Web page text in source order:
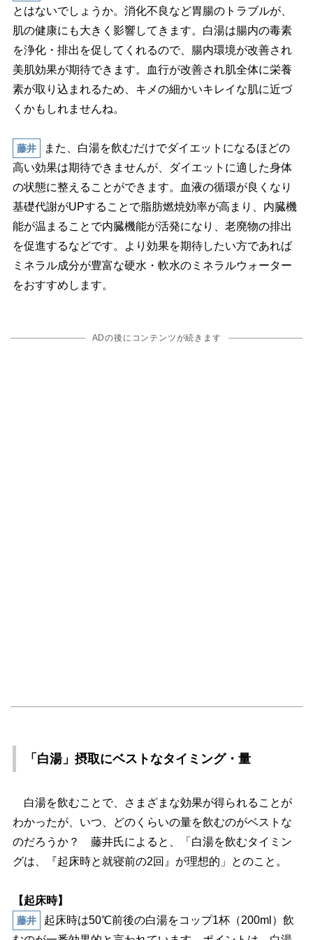
とはないでしょうか。消化不良など胃腸のトラブルが、
肌の健康にも大きく影響してきます。白湯は腸内の毒素
を浄化・排出を促してくれるので、腸内環境が改善され
美肌効果が期待できます。血行が改善され肌全体に栄養
素が取り込まれるため、キメの細かいキレイな肌に近づ
くかもしれませんね。
藤井
また、白湯を飲むだけでダイエットになるほどの
高い効果は期待できませんが、ダイエットに適した身体
の状態に整えることができます。血液の循環が良くなり
基礎代謝がUPすることで脂肪燃焼効率が高まり、内臓機
能が温まることで内臓機能が活発になり、老廃物の排出
を促進するなどです。より効果を期待したい方であれば
ミネラル成分が豊富な硬水・軟水のミネラルウォーター
をおすすめします。
ADの後にコンテンツが続きます
「白湯」摂取にベストなタイミング・量
白湯を飲むことで、さまざまな効果が得られることが
わかったが、いつ、どのくらいの量を飲むのがベストな
のだろうか？ 藤井氏によると、「白湯を飲むタイミン
グは、『起床時と就寝前の2回』が理想的」とのこと。
【起床時】
藤井
起床時は50℃前後の白湯をコップ1杯（200ml）飲